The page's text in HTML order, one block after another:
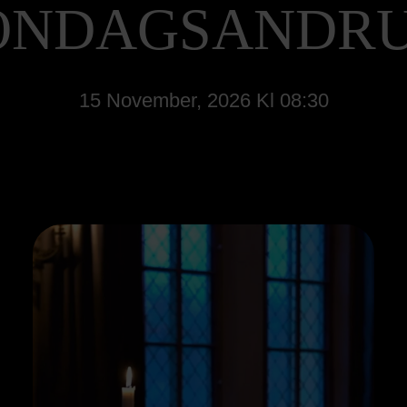
15 November, 2026 Kl 08:30